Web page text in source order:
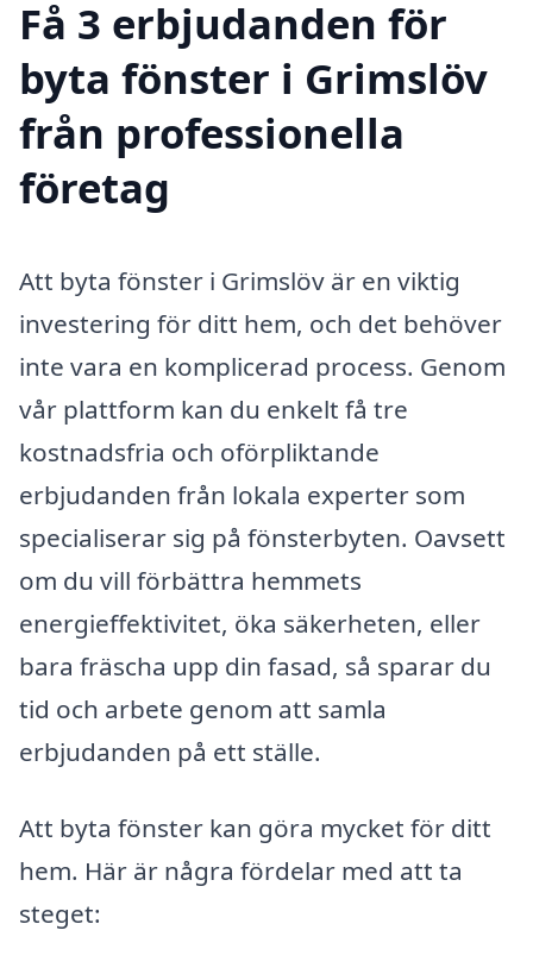
Få 3 erbjudanden för
byta fönster i Grimslöv
från professionella
företag
Att byta fönster i Grimslöv är en viktig
investering för ditt hem, och det behöver
inte vara en komplicerad process. Genom
vår plattform kan du enkelt få tre
kostnadsfria och oförpliktande
erbjudanden från lokala experter som
specialiserar sig på fönsterbyten. Oavsett
om du vill förbättra hemmets
energieffektivitet, öka säkerheten, eller
bara fräscha upp din fasad, så sparar du
tid och arbete genom att samla
erbjudanden på ett ställe.
Att byta fönster kan göra mycket för ditt
hem. Här är några fördelar med att ta
steget: